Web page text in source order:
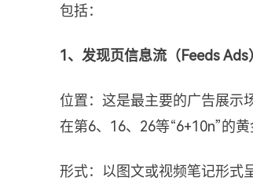
包括：
1、发现页信息流（Feeds Ads
位置：这是最主要的广告展示
在第6、16、26等“6+10n”的黄
形式：以图文或视频笔记形式